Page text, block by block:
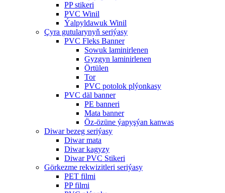
PP stikeri
PVC Winil
Ýalpyldawuk Winil
Çyra gutularynyň seriýasy
PVC Fleks Banner
Sowuk laminirlenen
Gyzgyn laminirlenen
Örtülen
Tor
PVC potolok plýonkasy
PVC däl banner
PE banneri
Mata banner
Öz-özüne ýapyşýan kanwas
Diwar bezeg seriýasy
Diwar mata
Diwar kagyzy
Diwar PVC Stikeri
Görkezme rekwizitleri seriýasy
PET filmi
PP filmi